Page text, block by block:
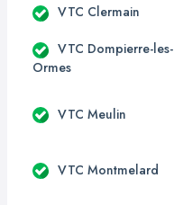
VTC Clermain
VTC Dompierre-les-
Ormes
VTC Meulin
VTC Montmelard